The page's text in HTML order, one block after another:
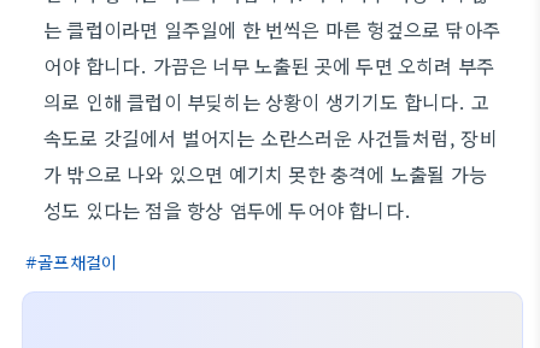
는 클럽이라면 일주일에 한 번씩은 마른 헝겊으로 닦아주
어야 합니다. 가끔은 너무 노출된 곳에 두면 오히려 부주
의로 인해 클럽이 부딪히는 상황이 생기기도 합니다. 고
속도로 갓길에서 벌어지는 소란스러운 사건들처럼, 장비
가 밖으로 나와 있으면 예기치 못한 충격에 노출될 가능
성도 있다는 점을 항상 염두에 두어야 합니다.
골프채걸이